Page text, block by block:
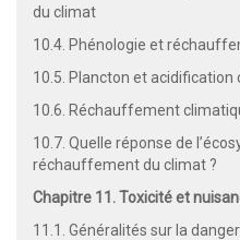
du climat
10.4. Phénologie et
10.5. Plancton et acidification
10.6. Réchauffement
10.7. Quelle réponse de
réchauffement du climat ?
Chapitre 11. Toxicité et
11.1. Généralités sur la